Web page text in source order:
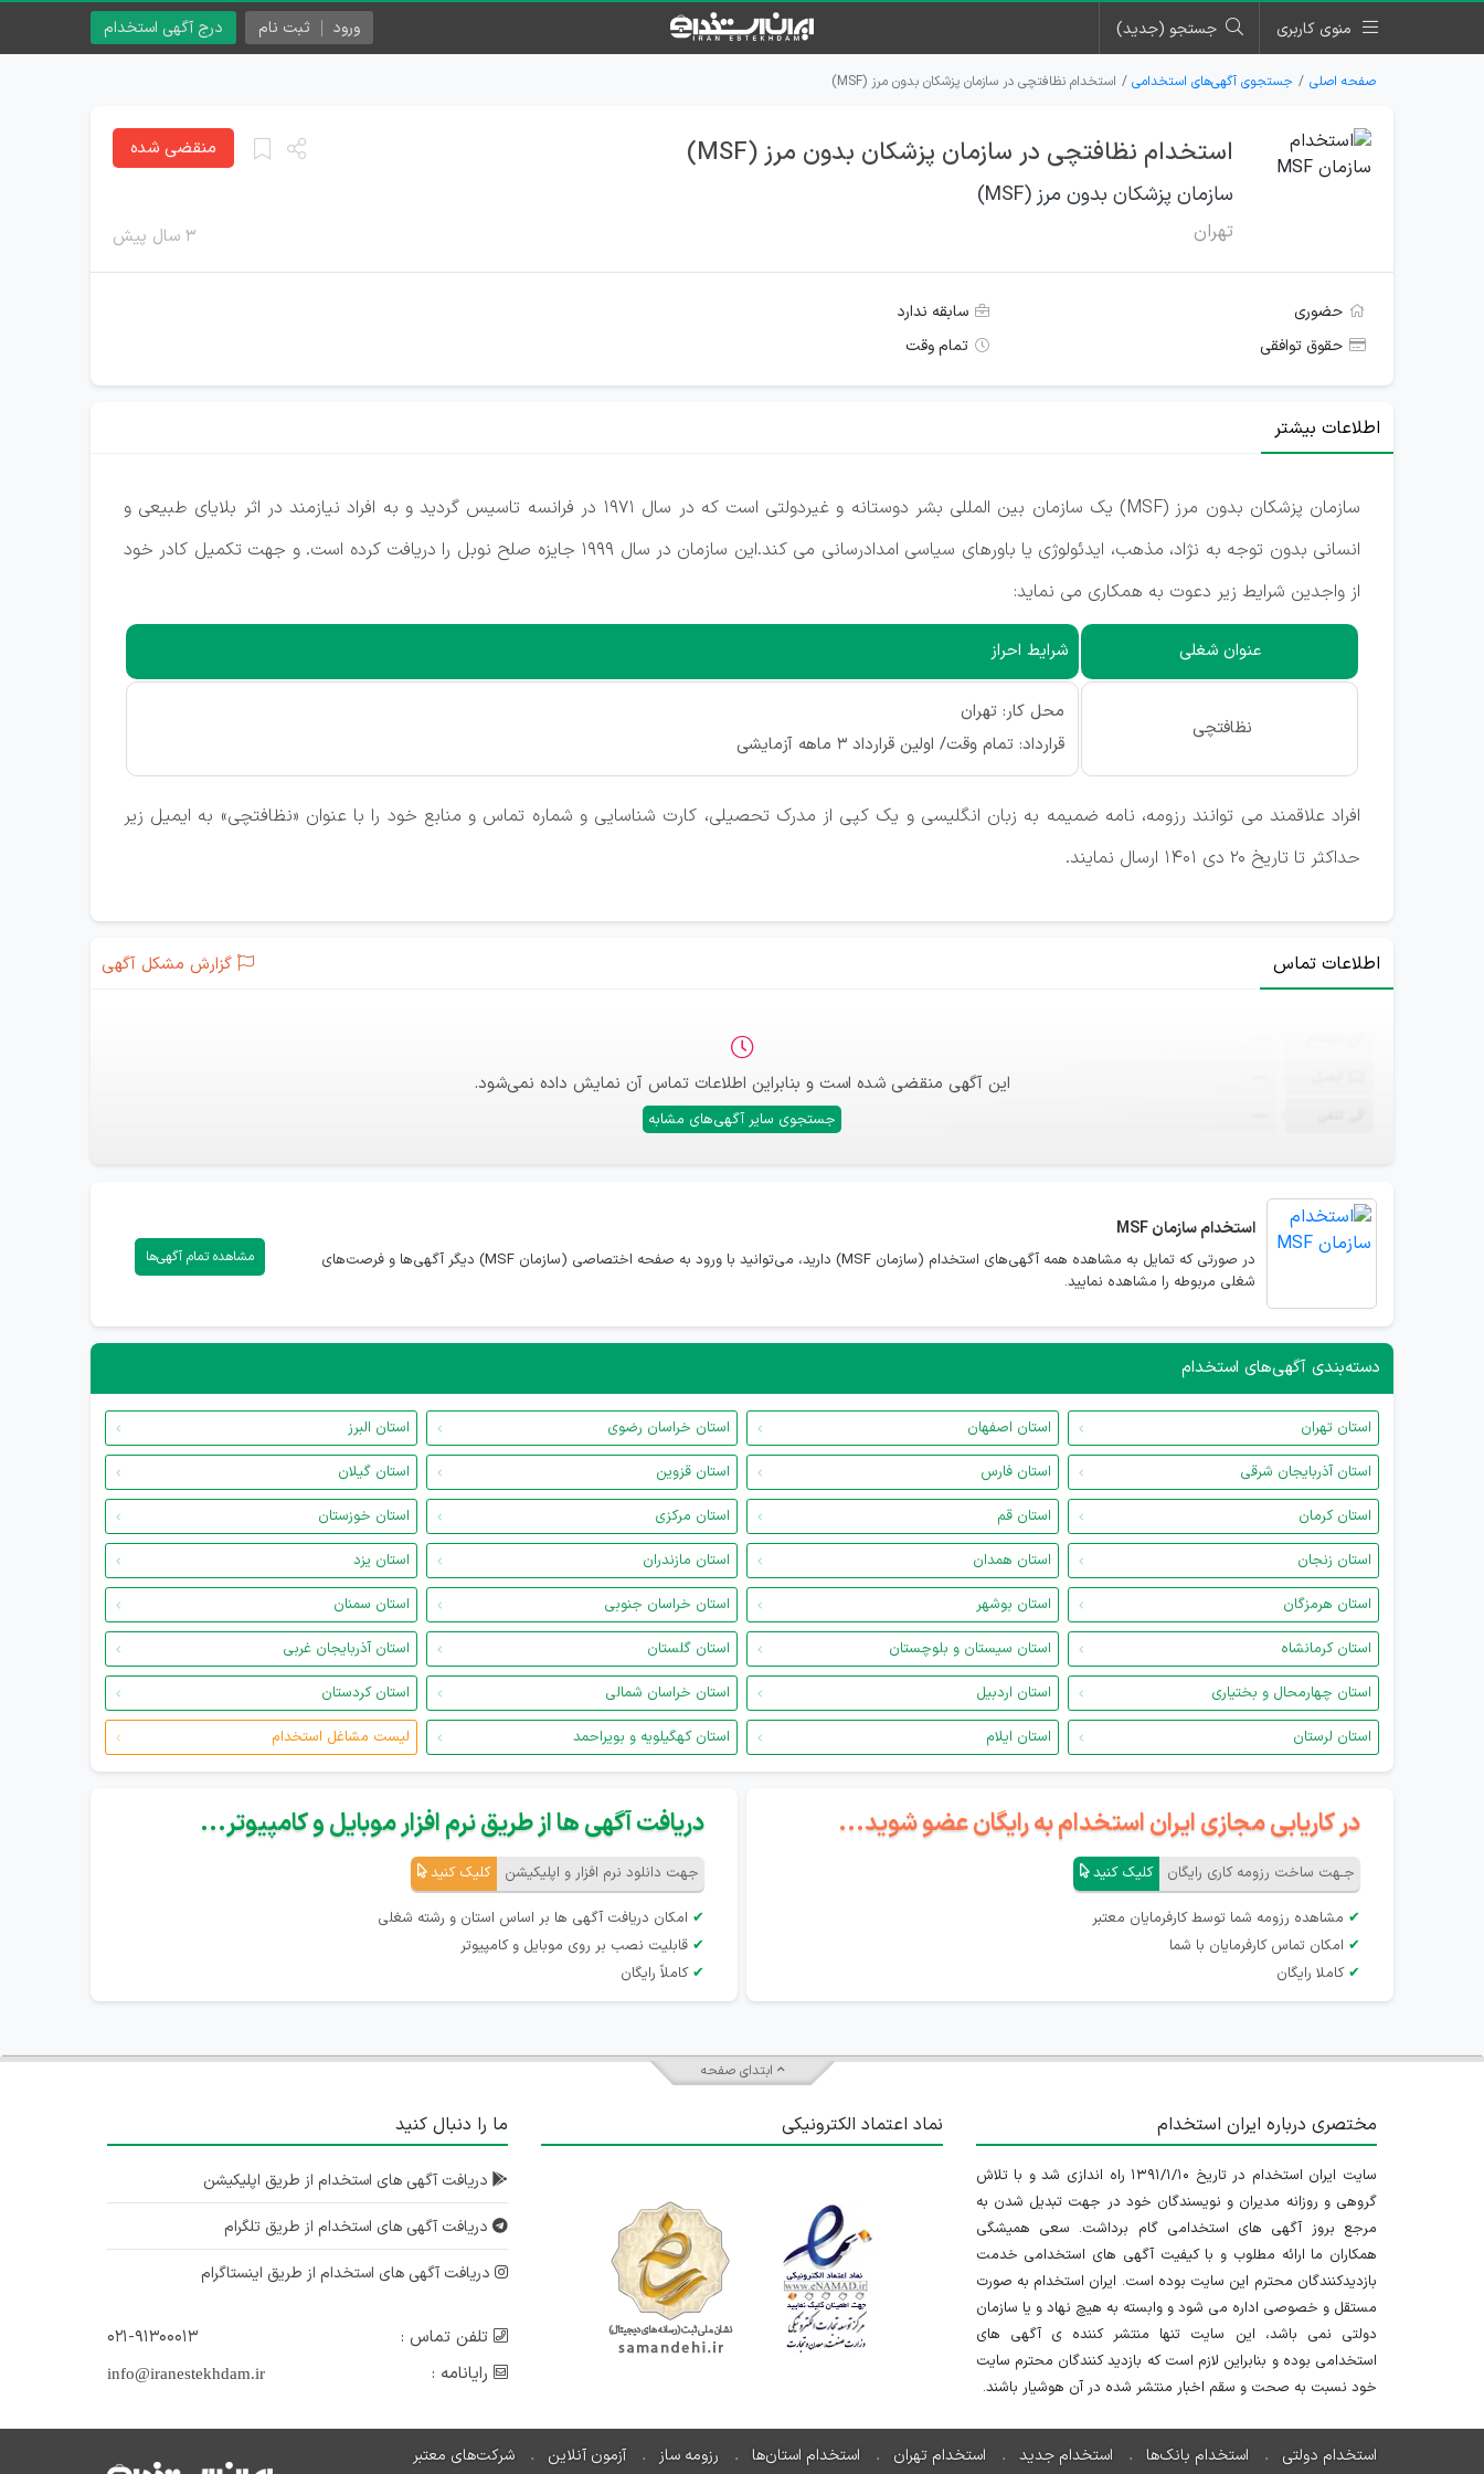
منوی کاربری جستجو (جدید) درج آگهی استخدام ورود ثبت نام
صفحه اصلی جستجوی آگهی‌های استخدامی استخدام نظافتچی در سازمان پزشکان بدون مرز (MSF)
استخدام نظافتچی در سازمان پزشکان بدون مرز (MSF)
سازمان پزشکان بدون مرز (MSF)
تهران ۳ سال پیش
منقضی شده
حضوری
سابقه ندارد
حقوق توافقی
تمام وقت
اطلاعات بیشتر
سازمان پزشکان بدون مرز (MSF) یک سازمان بین المللی بشر دوستانه و غیردولتی است که در سال 1971 در فرانسه تاسیس گردید و به افراد نیازمند در اثر بلایای طبیعی و
انسانی بدون توجه به نژاد، مذهب، ایدئولوژی یا باورهای سیاسی امدادرسانی می کند.این سازمان در سال 1999 جایزه صلح نوبل را دریافت کرده است. و جهت تکمیل کادر خود
از واجدین شرایط زیر دعوت به همکاری می نماید:
عنوان شغلی شرایط احراز
نظافتچی
محل کار: تهران
قرارداد: تمام وقت/ اولین قرارداد 3 ماهه آزمایشی
افراد علاقمند می توانند رزومه، نامه ضمیمه به زبان انگلیسی و یک کپی از مدرک تحصیلی، کارت شناسایی و شماره تماس و منابع خود را با عنوان «نظافتچی» به ایمیل زیر
حداکثر تا تاریخ 20 دی 1401 ارسال نمایند.
اطلاعات تماس گزارش مشکل آگهی
این آگهی منقضی شده است و بنابراین اطلاعات تماس آن نمایش داده نمی‌شود.
جستجوی سایر آگهی‌های مشابه
استخدامسازمان MSF
در صورتی که تمایل به مشاهده همه آگهی‌های استخدام (سازمان MSF) دارید، می‌توانید با ورود به صفحه اختصاصی (سازمان MSF) دیگر آگهی‌ها و فرصت‌های
شغلی مربوطه را مشاهده نمایید.
مشاهده تمام آگهی‌ها
دسته‌بندی آگهی‌های استخدام
استان تهران استان اصفهان استان خراسان رضوی
استان البرز
استان آذربایجان شرقی
استان فارس استان قزوین
استان گیلان
استان کرمان
استان قم استان مرکزی
استان خوزستان
استان زنجان
استان همدان استان مازندران
استان یزد
استان هرمزگان
استان بوشهر استان خراسان جنوبی
استان سمنان
استان کرمانشاه
استان سیستان و بلوچستان استان گلستان
استان آذربایجان غربی
استان چهارمحال و بختیاری
استان اردبیل استان خراسان شمالی
استان کردستان
استان لرستان
استان ایلام استان کهگیلویه و بویراحمد لیست مشاغل استخدام
در کاریابی مجازی ایران استخدام به رایگان عضو شوید...
جـهت ساخت رزومه کاری رایگان کلیک کنید
✔ مشاهده رزومه شما توسط کارفرمایان معتبر
✔ امکان تماس کارفرمایان با شما
✔ کاملا رایگان
دریافت آگهی ها از طریق نرم افزار موبایل و کامپیوتر...
جهت دانلود نرم افزار و اپلیکیشن کلیک کنید
✔ امکان دریافت آگهی ها بر اساس استان و رشته شغلی
✔ قابلیت نصب بر روی موبایل و کامپیوتر
✔ کاملاً رایگان
ابتدای صفحه
مختصری درباره ایران استخدام
سایت ایران استخدام در تاریخ ۱۳۹۱/۱/۱۰ راه اندازی شد و با تلاش
گروهی و روزانه مدیران و نویسندگان خود در جهت تبدیل شدن به
مرجع بروز آگهی های استخدامی گام برداشت. سعی همیشگی
همکاران ما ارائه مطلوب و با کیفیت آگهی های استخدامی خدمت
بازدیدکنندگان محترم این سایت بوده است. ایران استخدام به صورت
مستقل و خصوصی اداره می شود و وابسته به هیچ نهاد و یا سازمان
دولتی نمی باشد، این سایت تنها منتشر کننده ی آگهی های
استخدامی بوده و بنابراین لازم است که بازدید کنندگان محترم سایت
خود نسبت به صحت و سقم اخبار منتشر شده در آن هوشیار باشند.
نماد اعتماد الکترونیکی ما را دنبال کنید
دریافت آگهی های استخدام از طریق اپلیکیشن
دریافت آگهی های استخدام از طریق تلگرام
دریافت آگهی های استخدام از طریق اینستاگرام
تلفن تماس :
۰۲۱-۹۱۳۰۰۰۱۳
رایانامه :
info@iranestekhdam.ir
استخدام دولتی استخدام بانک‌ها استخدام جدید استخدام تهران استخدام استان‌ها رزومه ساز آزمون آنلاین شرکت‌های معتبر